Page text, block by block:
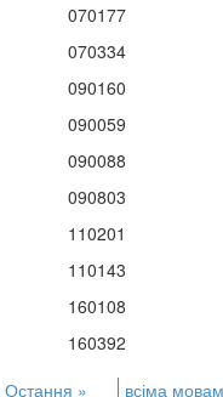
070177
070334
090160
090059
090088
090803
110201
110143
160108
160392
Остання » всіма